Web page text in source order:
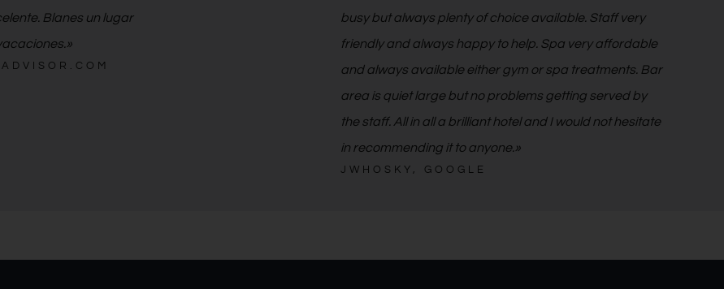
Blanes un lugar
busy but always plenty of choice available. Staff very
friendly and always happy to help. Spa very affordable
and always available either gym or spa treatments. Bar
area is quiet large but no problems getting served by
the staff. All in all a brilliant hotel and I would not hesitate
in recommending it to anyone.»
JWHOSKY, GOOGLE